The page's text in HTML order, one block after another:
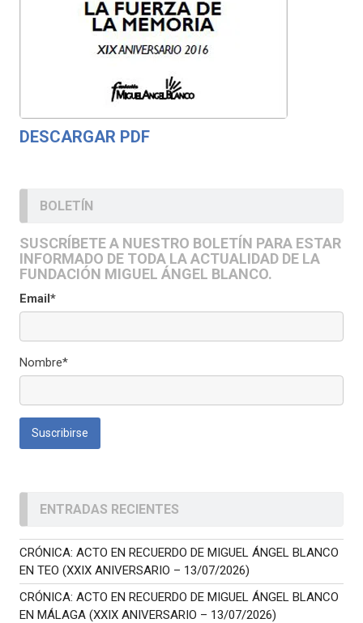
DESCARGAR PDF
BOLETÍN
SUSCRÍBETE A NUESTRO BOLETÍN PARA ESTAR
INFORMADO DE TODA LA ACTUALIDAD DE LA
FUNDACIÓN MIGUEL ÁNGEL BLANCO.
Email*
Nombre*
ENTRADAS RECIENTES
CRÓNICA: ACTO EN RECUERDO DE MIGUEL ÁNGEL BLANCO
EN TEO (XXIX ANIVERSARIO – 13/07/2026)
CRÓNICA: ACTO EN RECUERDO DE MIGUEL ÁNGEL BLANCO
EN MÁLAGA (XXIX ANIVERSARIO – 13/07/2026)